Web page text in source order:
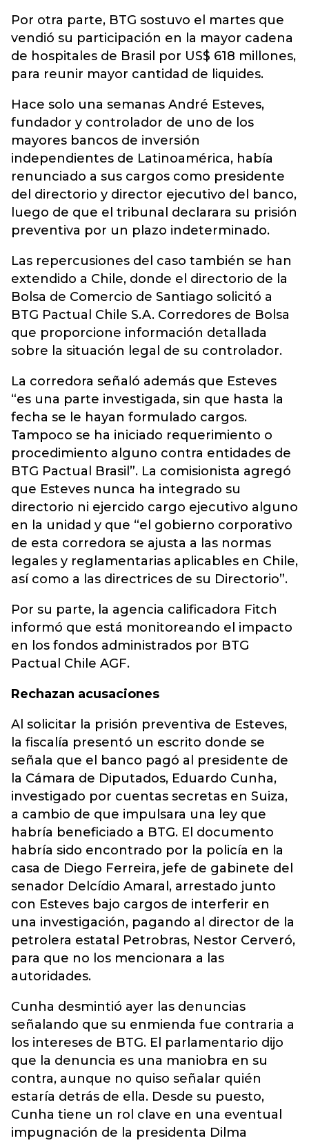
Por otra parte, BTG sostuvo el martes que
vendió su participación en la mayor cadena
de hospitales de Brasil por US$ 618 millones,
para reunir mayor cantidad de liquides.
Hace solo una semanas André Esteves,
fundador y controlador de uno de los
mayores bancos de inversión
independientes de Latinoamérica, había
renunciado a sus cargos como presidente
del directorio y director ejecutivo del banco,
luego de que el tribunal declarara su prisión
preventiva por un plazo indeterminado.
Las repercusiones del caso también se han
extendido a Chile, donde el directorio de la
Bolsa de Comercio de Santiago solicitó a
BTG Pactual Chile S.A. Corredores de Bolsa
que proporcione información detallada
sobre la situación legal de su controlador.
La corredora señaló además que Esteves
“es una parte investigada, sin que hasta la
fecha se le hayan formulado cargos.
Tampoco se ha iniciado requerimiento o
procedimiento alguno contra entidades de
BTG Pactual Brasil”. La comisionista agregó
que Esteves nunca ha integrado su
directorio ni ejercido cargo ejecutivo alguno
en la unidad y que “el gobierno corporativo
de esta corredora se ajusta a las normas
legales y reglamentarias aplicables en Chile,
así como a las directrices de su Directorio”.
Por su parte, la agencia calificadora Fitch
informó que está monitoreando el impacto
en los fondos administrados por BTG
Pactual Chile AGF.
Rechazan acusaciones
Al solicitar la prisión preventiva de Esteves,
la fiscalía presentó un escrito donde se
señala que el banco pagó al presidente de
la Cámara de Diputados, Eduardo Cunha,
investigado por cuentas secretas en Suiza,
a cambio de que impulsara una ley que
habría beneficiado a BTG. El documento
habría sido encontrado por la policía en la
casa de Diego Ferreira, jefe de gabinete del
senador Delcídio Amaral, arrestado junto
con Esteves bajo cargos de interferir en
una investigación, pagando al director de la
petrolera estatal Petrobras, Nestor Cerveró,
para que no los mencionara a las
autoridades.
Cunha desmintió ayer las denuncias
señalando que su enmienda fue contraria a
los intereses de BTG. El parlamentario dijo
que la denuncia es una maniobra en su
contra, aunque no quiso señalar quién
estaría detrás de ella. Desde su puesto,
Cunha tiene un rol clave en una eventual
impugnación de la presidenta Dilma